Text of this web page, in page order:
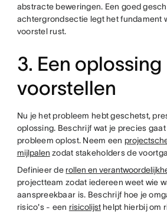
abstracte beweringen. Een goed
achtergrondsectie legt het fundament
voorstel rust.
3. Een oplossing
voorstellen
Nu je het probleem hebt geschetst,
oplossing. Beschrijf wat je precies
probleem oplost. Neem een
mijlpalen zodat stakeholders de
Definieer de rollen en
projectteam zodat iedereen weet wie
aanspreekbaar is. Beschrijf hoe je
risico's - een risicolijsthelpt hierbij om